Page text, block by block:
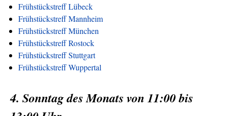
Frühstückstreff Lübeck
Frühstückstreff Mannheim
Frühstückstreff München
Frühstückstreff Rostock
Frühstückstreff Stuttgart
Frühstückstreff Wuppertal
4. Sonntag des Monats von 11:00 bis